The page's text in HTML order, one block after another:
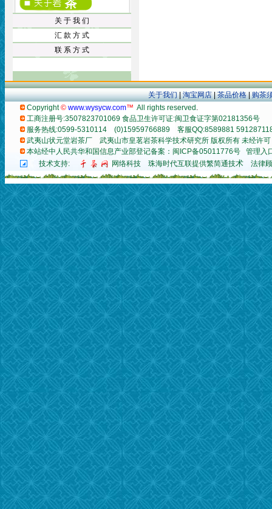
关 于 我 们
汇 款 方 式
联 系 方 式
关于我们 |淘宝网店|茶品价格|购茶
Copyright© www.wysycw.com™ All rights reserved .
工商注册号:3507823701069 食品卫生许可证:闽卫食证字第02181356号
服务热线:0599-5310114 (0)15959766889 客服QQ:8589881
武夷山状元堂岩茶厂 武夷山市皇茗岩茶科学技术研究所 版权所有 未经许
本站经中人民共华和国信息产业部登记备案：闽ICP备05011776号
管理入
技术支持:
网络科技 珠海时代互联提供繁简通技术 法律